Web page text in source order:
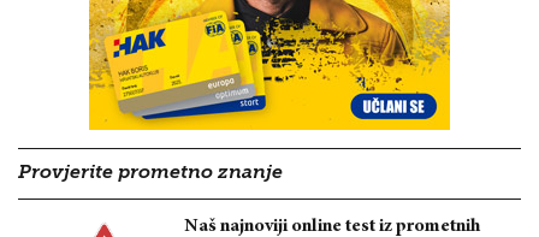
Provjerite prometno znanje
Naš najnoviji online test iz prometnih